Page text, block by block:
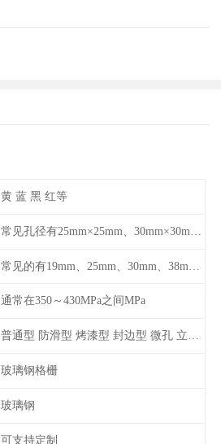
黄 蓝 黑 红等
通常在350～430MPa之间MPa
普通型 防滑型 ‌烤漆型 封边型 ‌微孔 立体 加砂覆面型 平面型
玻璃钢格栅
玻璃钢
可支持定制